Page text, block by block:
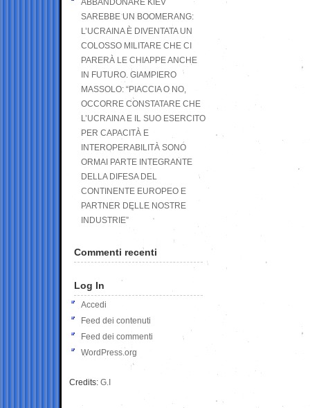
ABBANDONARE KIEV
SAREBBE UN BOOMERANG:
L’UCRAINA È DIVENTATA UN
COLOSSO MILITARE CHE CI
PARERÀ LE CHIAPPE ANCHE
IN FUTURO. GIAMPIERO
MASSOLO: “PIACCIA O NO,
OCCORRE CONSTATARE CHE
L’UCRAINA E IL SUO ESERCITO
PER CAPACITÀ E
INTEROPERABILITÀ SONO
ORMAI PARTE INTEGRANTE
DELLA DIFESA DEL
CONTINENTE EUROPEO E
PARTNER DELLE NOSTRE
INDUSTRIE”
Commenti recenti
Log In
Accedi
Feed dei contenuti
Feed dei commenti
WordPress.org
Credits: G.I